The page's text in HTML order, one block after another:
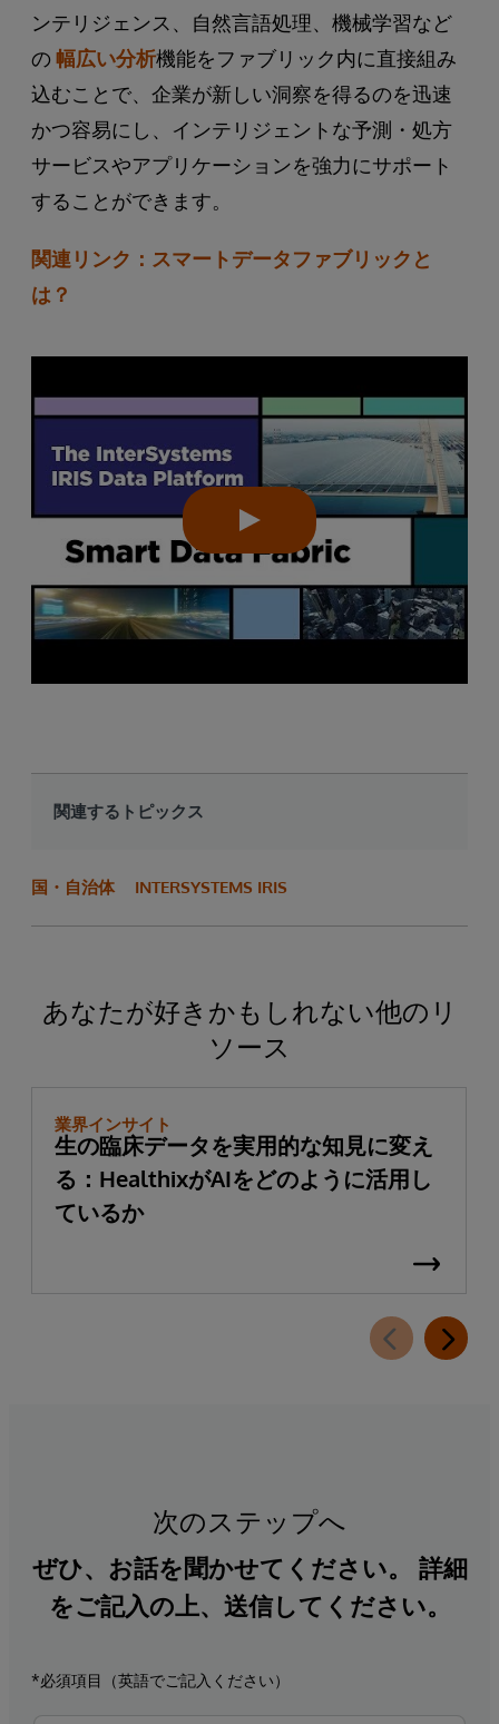
ンテリジェンス、自然言語処理、機械学習など
の 幅広い分析機能をファブリック内に直接組み
込むことで、企業が新しい洞察を得るのを迅速
かつ容易にし、インテリジェントな予測・処方
サービスやアプリケーションを強力にサポート
することができます。
関連リンク：スマートデータファブリックと
は？
関連するトピックス
国・自治体 INTERSYSTEMS IRIS
あなたが好きかもしれない他のリ
ソース
業界インサイト
生の臨床データを実用的な知見に変え
る：HealthixがAIをどのように活用し
ているか
次のステップへ
ぜひ、お話を聞かせてください。 詳細
をご記入の上、送信してください。
*必須項目（英語でご記入ください）